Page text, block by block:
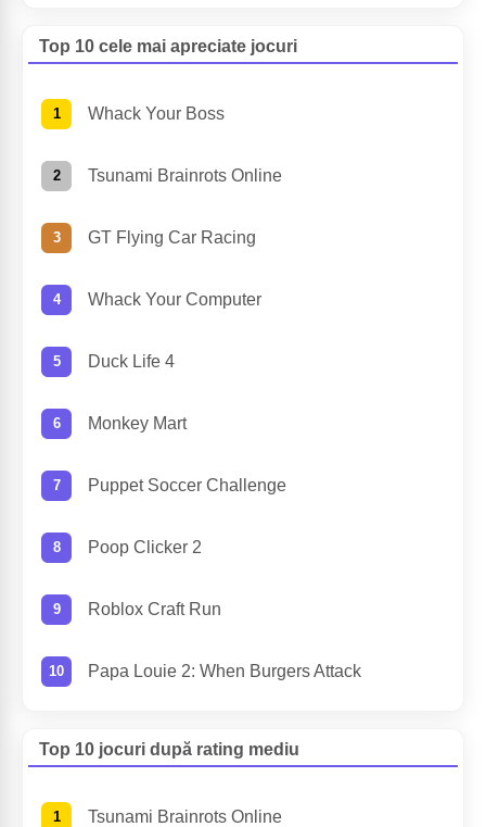
Top 10 cele mai apreciate jocuri
Whack Your Boss
Tsunami Brainrots Online
GT Flying Car Racing
Whack Your Computer
Duck Life 4
Monkey Mart
Puppet Soccer Challenge
Poop Clicker 2
Roblox Craft Run
Papa Louie 2: When Burgers Attack
Top 10 jocuri după rating mediu
Tsunami Brainrots Online